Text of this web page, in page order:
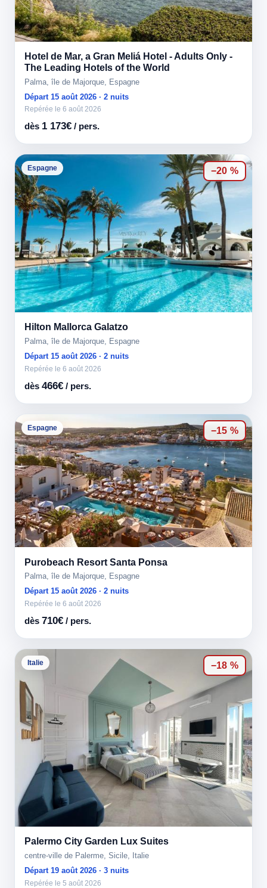
Hotel de Mar, a Gran Meliá Hotel - Adults Only -
The Leading Hotels of the World
Palma, île de Majorque, Espagne
Départ 15 août 2026 · 2 nuits
Repérée le 6 août 2026
dès 1 173€ / pers.
Espagne −20 %
Hilton Mallorca Galatzo
Palma, île de Majorque, Espagne
Départ 15 août 2026 · 2 nuits
Repérée le 6 août 2026
dès 466€ / pers.
Espagne −15 %
Purobeach Resort Santa Ponsa
Palma, île de Majorque, Espagne
Départ 15 août 2026 · 2 nuits
Repérée le 6 août 2026
dès 710€ / pers.
Italie −18 %
Palermo City Garden Lux Suites
centre-ville de Palerme, Sicile, Italie
Départ 19 août 2026 · 3 nuits
Repérée le 5 août 2026